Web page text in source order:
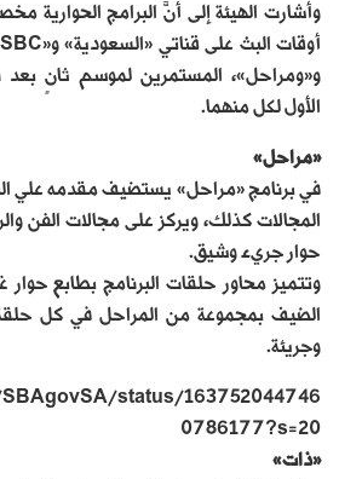
وأشارت الهيئة إلى أنَّ البرامج
و«ومراحل»، المستمرين لموسم ثانٍ بعد
الأول لكل منهما.
«مراحل»
في برنامج «مراحل» يستضيف مقدمه علي
المجالات كذلك، ويركز على مجالات الفن
حوار جريء وشيق.
وتتميز محاور حلقات البرنامج بطابع حوار
الضيف بمجموعة من المراحل في كل
وجريئة.
status/163752044746
0786177?s=20
«ذات»